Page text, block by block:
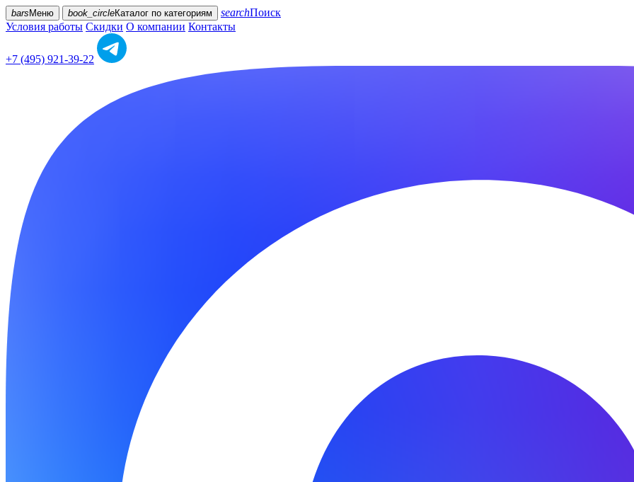
bars Меню book_circleКаталог по категориям searchПоиск
Условия работы Скидки О компании Контакты
+7 (495) 921-39-22